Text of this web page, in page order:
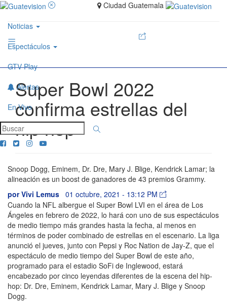
Noticias
Espectáculos
GTV Play
Alertas
En Vivo
Ciudad Guatemala
Super Bowl 2022
confirma estrellas del
hip hop
Snoop Dogg, Eminem, Dr. Dre, Mary J. Blige, Kendrick Lamar; la
alineación es un boost de ganadores de 43 premios Grammy.
porVivi Lemus 01 octubre, 2021 - 13:12 PM
Cuando la NFL albergue el Super Bowl LVI en el área de Los
Ángeles en febrero de 2022, lo hará con uno de sus espectáculos
de medio tiempo más grandes hasta la fecha, al menos en
términos de poder combinado de estrellas en el escenario. La liga
anunció el jueves, junto con Pepsi y Roc Nation de Jay-Z, que el
espectáculo de medio tiempo del Super Bowl de este año,
programado para el estadio SoFi de Inglewood, estará
encabezado por cinco leyendas diferentes de la escena del hip-
hop: Dr. Dre, Eminem, Kendrick Lamar, Mary J. Blige y Snoop
Dogg.